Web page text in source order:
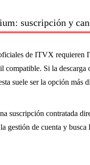
suscripción y
de ITVX requieren
compatible. Si la descarga
suele ser la opción más
suscripción contratada
gestión de cuenta y busca